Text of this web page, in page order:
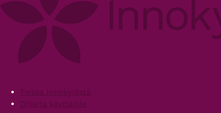
FooterTietoa Innokylästä
Ohjeita käyttäjille